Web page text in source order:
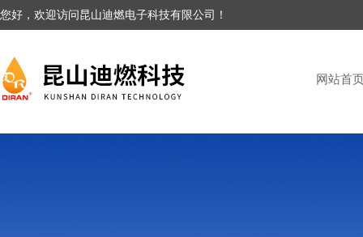
您好，欢迎访问昆山迪燃电子科技有限公司！
网站首